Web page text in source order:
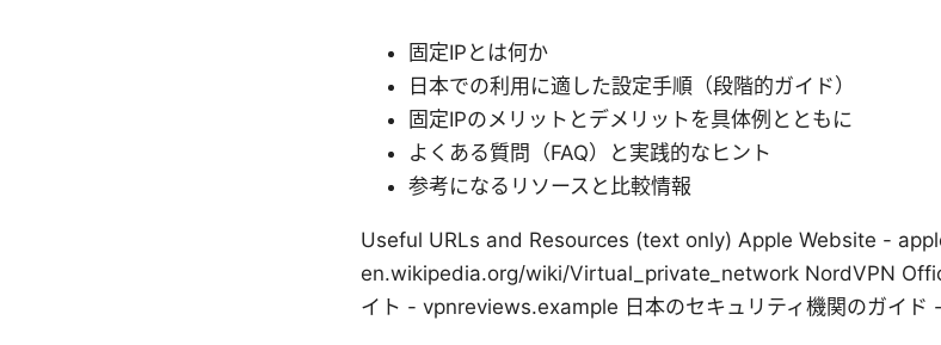
固定IPとは何か
日本での利用に適した設定手順（段階的ガイド）
固定IPのメリットとデメリットを具体例とともに
よくある質問（FAQ）と実践的なヒント
参考になるリソースと比較情報
Useful URLs and Resources (text only) Apple Website -
en.wikipedia.org/wiki/Virtual_private_network NordVPN
イト - vpnreviews.example 日本のセキュリティ機関のガイド